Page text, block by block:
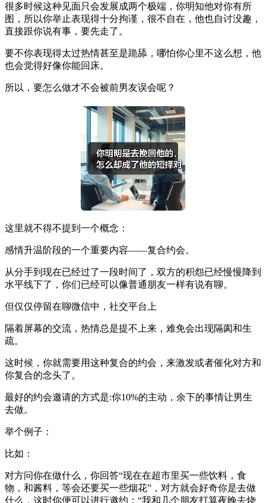
很多时候这种见面只会发展成两个极端，你明知他对你有所
图，所以你举止表现得十分拘谨，很不自在，他也自讨没趣，
直接跟你说有事，要先走了。
要不你表现得太过热情甚至是跪舔，哪怕你心里不这么想，他
也会觉得好像你能回床。
所以，要怎么做才不会被前男友误会呢？
这里就不得不提到一个概念：
感情升温阶段的一个重要内容——复合约会。
从分手到现在已经过了一段时间了，双方的积怨已经慢慢降到
水平线下了，你们已经可以像普通朋友一样有说有聊。
但仅仅停留在聊微信中，社交平台上
隔着屏幕的交流，热情总是提不上来，难免会出现隔阂和生
疏。
这时候，你就需要用这种复合的约会，来激发或者催化对方和
你复合的念头了。
最好的约会邀请的方式是:你10%的主动，余下的事情让男生
去做。
举个例子：
比如：
对方问你在做什么，你回答“现在在超市里买一些饮料，食
物，和酱料，等会还要买一些烟花”，对方就会好奇你是去做
什么，这时你便可以进行邀约：“我和几个朋友打算夜晚去烧